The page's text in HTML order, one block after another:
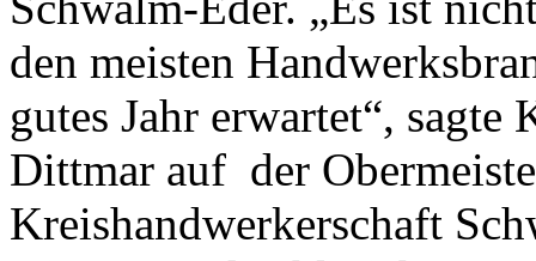
den meisten
gutes Jahr erwartet“,
Dittmar auf der
Kreishandwerkerschaft